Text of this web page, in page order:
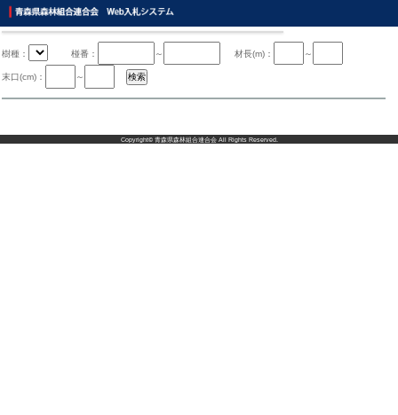
樹種： 椪番： ～ 材長(m)： ～
末口(cm)： ～
Copyright© 青森県森林組合連合会All Rights Reserved.